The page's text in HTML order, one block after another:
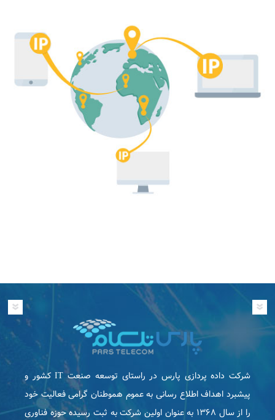
شرکت داده پردازی پارس در راستای توسعه صنعت IT كشور و
پیشبرد اهداف اطلاع رسانی به عموم هموطنان گرامی فعاليت خود
را از سال ۱۳۶۸ به عنوان اولین شرکت به ثبت رسیده حوزه فناوری